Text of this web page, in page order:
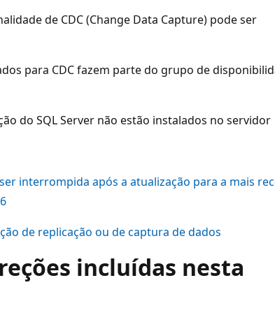
de CDC (Change Data Capture) pode ser
para CDC fazem parte do grupo de
do SQL Server não estão instalados no servidor
interrompida após a atualização para a mais
de replicação ou de captura de dados
incluídas nesta